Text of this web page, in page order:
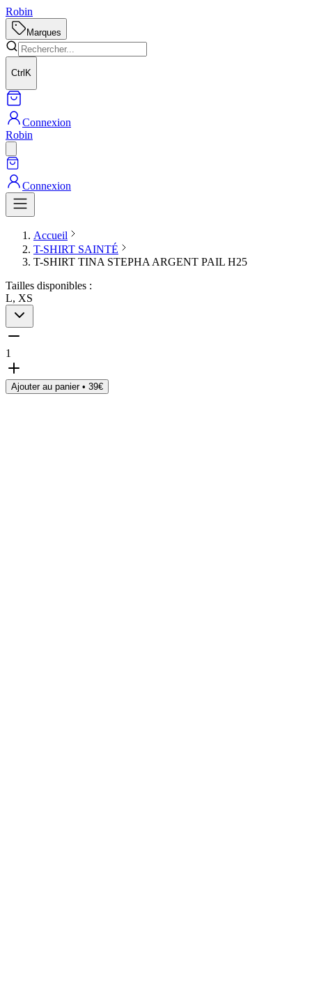
Robin
Marques
Ctrl K
Connexion
Robin
Connexion
Accueil
T-SHIRT SAINTÉ
T-SHIRT TINA STEPHA ARGENT PAIL H25
Tailles disponibles :
L, XS
1
Ajouter au panier • 39€